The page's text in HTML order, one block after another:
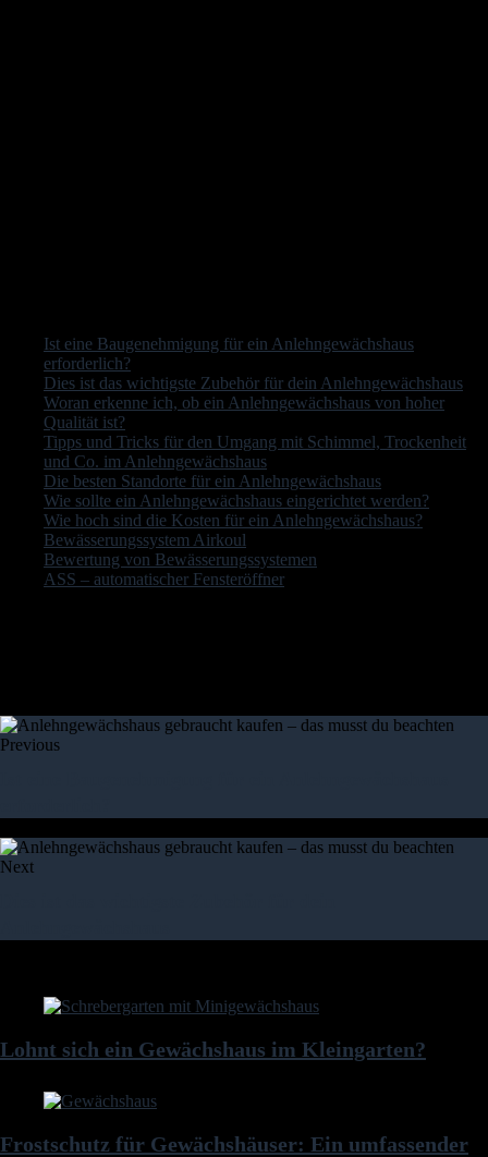
Ist eine Baugenehmigung für ein Anlehngewächshaus
erforderlich?
Dies ist das wichtigste Zubehör für dein Anlehngewächshaus
Woran erkenne ich, ob ein Anlehngewächshaus von hoher
Qualität ist?
Tipps und Tricks für den Umgang mit Schimmel, Trockenheit
und Co. im Anlehngewächshaus
Die besten Standorte für ein Anlehngewächshaus
Wie sollte ein Anlehngewächshaus eingerichtet werden?
Wie hoch sind die Kosten für ein Anlehngewächshaus?
Bewässerungssystem Airkoul
Bewertung von Bewässerungssystemen
ASS – automatischer Fensteröffner
Previous
Next
Lohnt sich ein Gewächshaus im Kleingarten?
Frostschutz für Gewächshäuser: Ein umfassender